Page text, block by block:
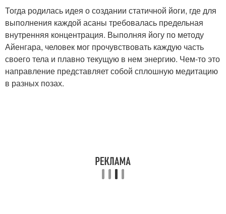
Тогда родилась идея о создании статичной йоги, где для
выполнения каждой асаны требовалась предельная
внутренняя концентрация. Выполняя йогу по методу
Айенгара, человек мог прочувствовать каждую часть
своего тела и плавно текущую в нем энергию. Чем-то это
направление представляет собой сплошную медитацию
в разных позах.